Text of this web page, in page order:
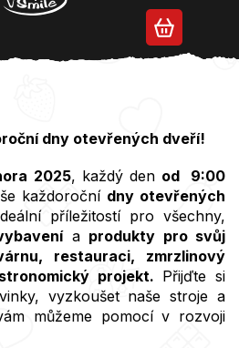
DVEŘÍ ICY
dny otevřených dveří!
2025, každý den od 9:00
každoroční dny otevřených
příležitostí pro všechny,
a produkty pro svůj
restauraci, zmrzlinový
projekt. Přijďte si
vyzkoušet naše stroje a
můžeme pomocí v rozvoji